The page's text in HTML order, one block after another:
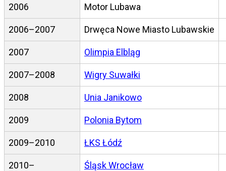
2006 Motor Lubawa
2006–2007 Drwęca Nowe Miasto Lubawskie
2007 Olimpia Elbląg
2007–2008 Wigry Suwałki
2008 Unia Janikowo
2009 Polonia Bytom
2009–2010 ŁKS Łódź
2010– Śląsk Wrocław